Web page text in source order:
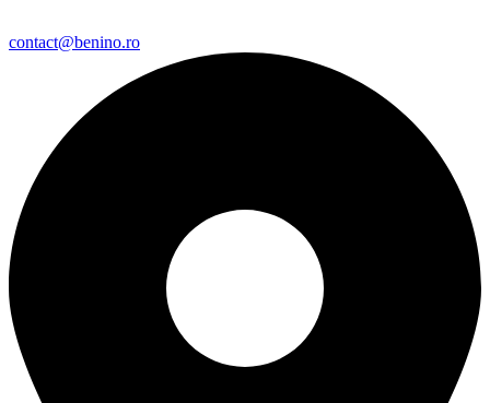
contact@benino.ro